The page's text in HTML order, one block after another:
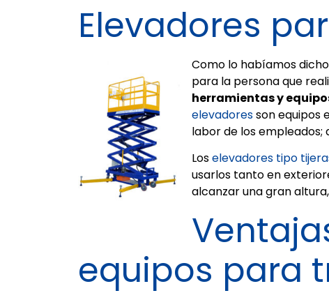
Elevadores
Como lo habíamos
para la persona que
herramientas y
elevadoresson equipos
labor de los empleados;
Loselevadores tipo
usarlos tanto en
alcanzar una gran
equipos para